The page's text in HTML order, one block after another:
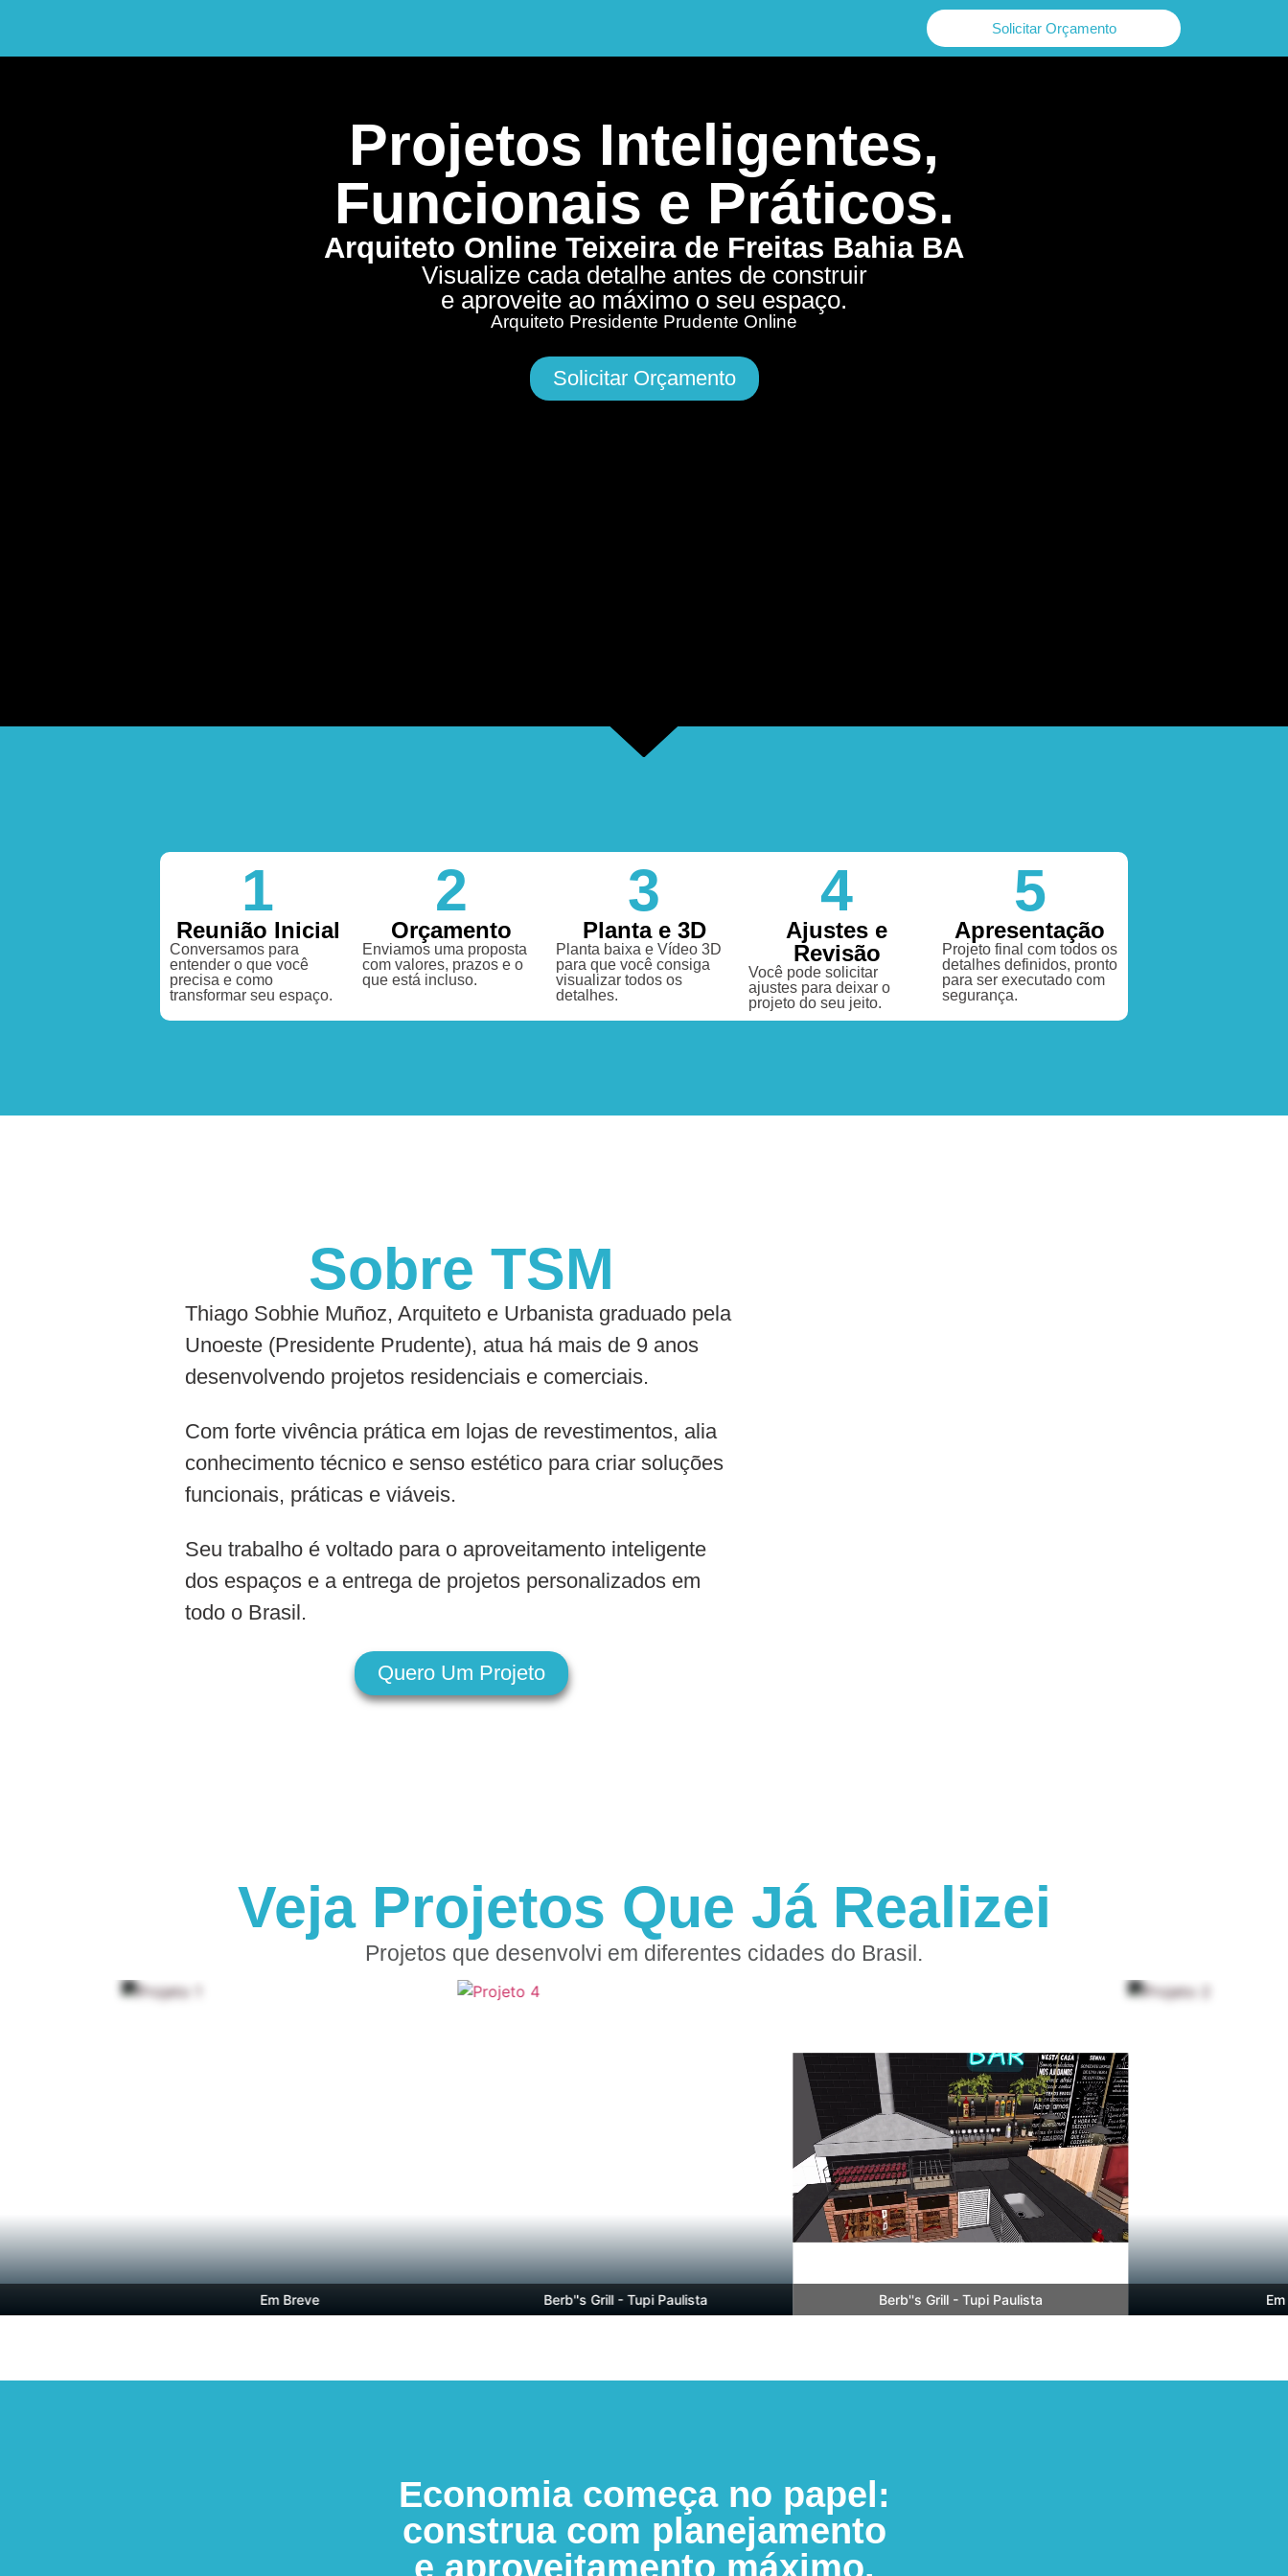
Solicitar Orçamento
Projetos Inteligentes,
Funcionais e Práticos.
Arquiteto Online Teixeira de Freitas Bahia BA
Visualize cada detalhe antes de construir
e aproveite ao máximo o seu espaço.
Arquiteto Presidente Prudente Online
Solicitar Orçamento
1
Reunião Inicial
Conversamos para
entender o que você
precisa e como
transformar seu espaço.
2
Orçamento
Enviamos uma proposta
com valores, prazos e o
que está incluso.
3
Planta e 3D
Planta baixa e Vídeo 3D
para que você consiga
visualizar todos os
detalhes.
4
Ajustes e
Revisão
Você pode solicitar
ajustes para deixar o
projeto do seu jeito.
5
Apresentação
Projeto final com todos os
detalhes definidos, pronto
para ser executado com
segurança.
Sobre TSM
Thiago Sobhie Muñoz, Arquiteto e Urbanista graduado pela
Unoeste (Presidente Prudente), atua há mais de 9 anos
desenvolvendo projetos residenciais e comerciais.
Com forte vivência prática em lojas de revestimentos, alia
conhecimento técnico e senso estético para criar soluções
funcionais, práticas e viáveis.
Seu trabalho é voltado para o aproveitamento inteligente
dos espaços e a entrega de projetos personalizados em
todo o Brasil.
Quero Um Projeto
Veja Projetos Que Já Realizei
Projetos que desenvolvi em diferentes cidades do Brasil.
Em Breve Berb''s Grill - Tupi Paulista Berb''s Grill - Tupi Paulista Em
Economia começa no papel:
construa com planejamento
e aproveitamento máximo.